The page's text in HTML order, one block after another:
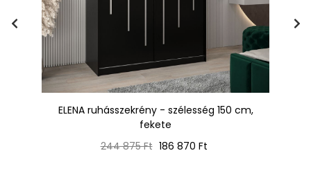
ELENA ruhásszekrény - szélesség 150 cm,
fekete
Normál
244 875 Ft Ár
186 870 Ft